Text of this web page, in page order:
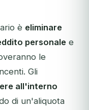
è eliminare
personale e
le
Gli
all'interno
di un'aliquota